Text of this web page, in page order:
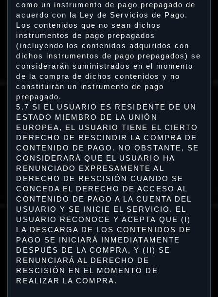
como un instrumento de pago prepagado de
acuerdo con la Ley de Servicios de Pago.
Los contenidos que no sean dichos
instrumentos de pago prepagados
(incluyendo los contenidos adquiridos con
dichos instrumentos de pago prepagados) se
considerarán suministrados en el momento
de la compra de dichos contenidos y no
constituirán un instrumento de pago
prepagado.
5.7 SI EL USUARIO ES RESIDENTE DE UN
ESTADO MIEMBRO DE LA UNIÓN
EUROPEA, EL USUARIO TIENE EL CIERTO
DERECHO DE RESCINDIR LA COMPRA DE
CONTENIDO DE PAGO. NO OBSTANTE, SE
CONSIDERARÁ QUE EL USUARIO HA
RENUNCIADO EXPRESAMENTE AL
DERECHO DE RESCISIÓN CUANDO SE
CONCEDA EL DERECHO DE ACCESO AL
CONTENIDO DE PAGO A LA CUENTA DEL
USUARIO Y SE INICIE EL SERVICIO. EL
USUARIO RECONOCE Y ACEPTA QUE (I)
LA DESCARGA DE LOS CONTENIDOS DE
PAGO SE INICIARÁ INMEDIATAMENTE
DESPUÉS DE LA COMPRA, Y (II) SE
RENUNCIARÁ AL DERECHO DE
RESCISIÓN EN EL MOMENTO DE
REALIZAR LA COMPRA.